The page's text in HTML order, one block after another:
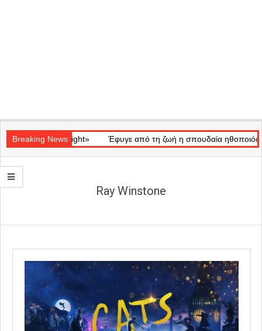
Navigation
Menu
Breaking News
«Ray of Light» Έφυγε από τη ζωή η σπουδαία ηθοποιός Μάρω
Ray Winstone